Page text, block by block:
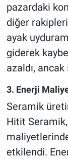
pazardaki
diğer
ayak
giderek
azaldı,
3. Enerji
Seramik
Hitit
etkilendi.